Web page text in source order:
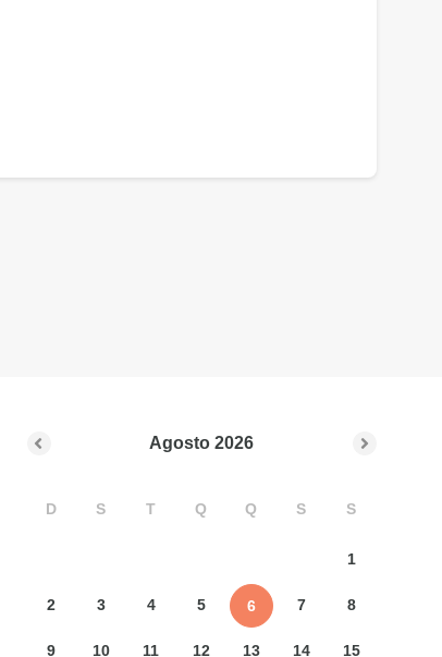
Agosto 2026
D S T Q Q S S
1
2 3 4 5 6 7 8
9 10 11 12 13 14 15